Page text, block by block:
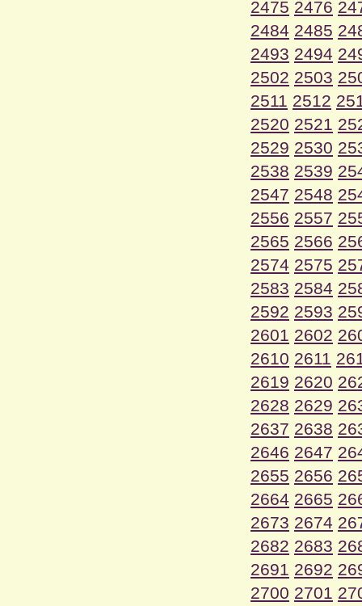
2475 2476
2484 2485
2493 2494
2502 2503
2511 2512
2520 2521
2529 2530
2538 2539
2547 2548
2556 2557
2565 2566
2574 2575
2583 2584
2592 2593
2601 2602
2610 2611
2619 2620
2628 2629
2637 2638
2646 2647
2655 2656
2664 2665
2673 2674
2682 2683
2691 2692
2700 2701